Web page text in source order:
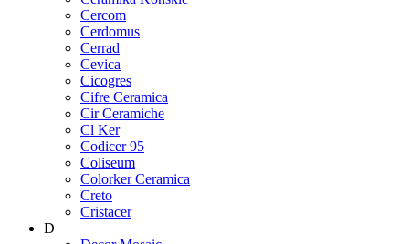
Cercom
Cerdomus
Cerrad
Cevica
Cicogres
Cifre Ceramica
Cir Ceramiche
Cl Ker
Codicer 95
Coliseum
Colorker Ceramica
Creto
Cristacer
D